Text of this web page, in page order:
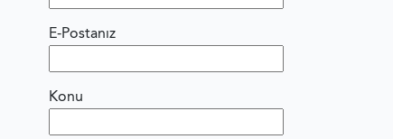
E-Postanız
Konu